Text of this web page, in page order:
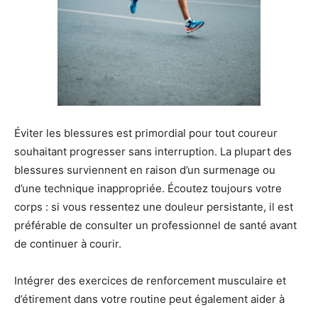
Éviter les blessures est primordial pour tout coureur
souhaitant progresser sans interruption. La plupart des
blessures surviennent en raison d’un surmenage ou
d’une technique inappropriée. Écoutez toujours votre
corps : si vous ressentez une douleur persistante, il est
préférable de consulter un professionnel de santé avant
de continuer à courir.
Intégrer des exercices de renforcement musculaire et
d’étirement dans votre routine peut également aider à